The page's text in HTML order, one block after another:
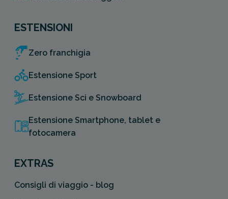
ESTENSIONI
Zero franchigia
Estensione Sport
Estensione Sci e Snowboard
Estensione Smartphone, tablet e
fotocamera
EXTRAS
Consigli di viaggio - blog